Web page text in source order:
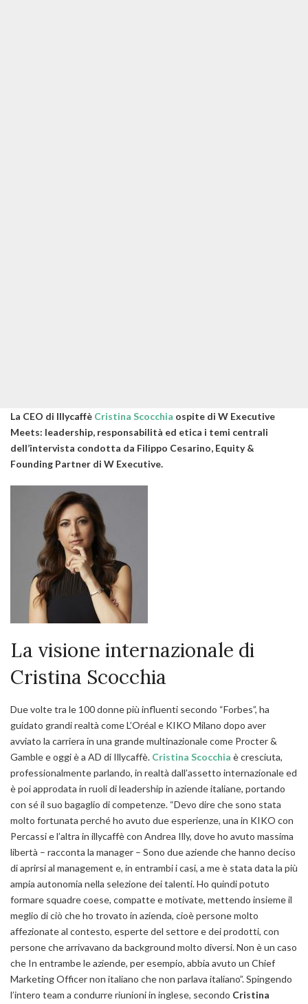
La CEO di Illycaffè Cristina Scocchia ospite di W Executive
Meets: leadership, responsabilità ed etica i temi centrali
dell’intervista condotta da Filippo Cesarino, Equity &
Founding Partner di W Executive.
La visione internazionale di
Cristina Scocchia
Due volte tra le 100 donne più influenti secondo “Forbes”, ha
guidato grandi realtà come L’Oréal e KIKO Milano dopo aver
avviato la carriera in una grande multinazionale come Procter &
Gamble e oggi è a AD di Illycaffè. Cristina Scocchia è cresciuta,
professionalmente parlando, in realtà dall’assetto internazionale ed
è poi approdata in ruoli di leadership in aziende italiane, portando
con sé il suo bagaglio di competenze. “Devo dire che sono stata
molto fortunata perché ho avuto due esperienze, una in KIKO con
Percassi e l’altra in illycaffè con Andrea Illy, dove ho avuto massima
libertà – racconta la manager – Sono due aziende che hanno deciso
di aprirsi al management e, in entrambi i casi, a me è stata data la più
ampia autonomia nella selezione dei talenti. Ho quindi potuto
formare squadre coese, compatte e motivate, mettendo insieme il
meglio di ciò che ho trovato in azienda, cioè persone molto
affezionate al contesto, esperte del settore e dei prodotti, con
persone che arrivavano da background molto diversi. Non è un caso
che In entrambe le aziende, per esempio, abbia avuto un Chief
Marketing Officer non italiano che non parlava italiano”. Spingendo
l’intero team a condurre riunioni in inglese, secondo Cristina